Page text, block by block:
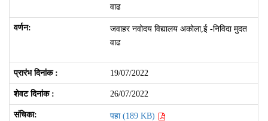
वाढ
जवाहर नवोदय विद्यालय अकोला,ई -निविदा मुदत
वाढ
19/07/2022
26/07/2022
पहा (189 KB)